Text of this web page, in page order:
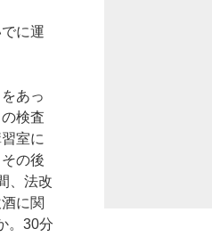
に運
あっ
検査
室に
の後
、法改
に関
。30分